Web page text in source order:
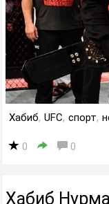
Хабиб, UFC, спорт,
0 0
Хабиб